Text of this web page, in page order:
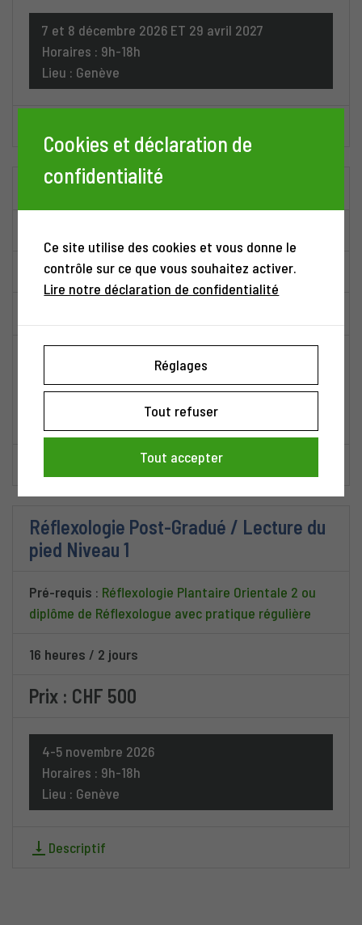
7 et 8 décembre 2026 ET 29 avril 2027
Horaires : 9h-18h
Lieu : Genève
Auriculothérapie - Bases
16 heures/2 jours
Horaires : 9h-18h
Réflexologie Post-Gradué / Lecture du
pied Niveau 1
Pré-requis : Réflexologie Plantaire Orientale 2 ou
diplôme de Réflexologue avec pratique régulière
16 heures / 2 jours
Prix : CHF 500
4-5 novembre 2026
Horaires : 9h-18h
Lieu : Genève
Descriptif
Cookies et déclaration de
confidentialité
Ce site utilise des cookies et vous donne le
contrôle sur ce que vous souhaitez activer.
Lire notre déclaration de confidentialité
Réglages
Tout refuser
Tout accepter